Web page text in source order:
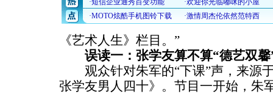
《艺术人生》栏目。”
误读一：张学友算不算“德艺双馨
观众针对朱军的“下课”声，来源
张学友男人四十》。节目一开始，朱